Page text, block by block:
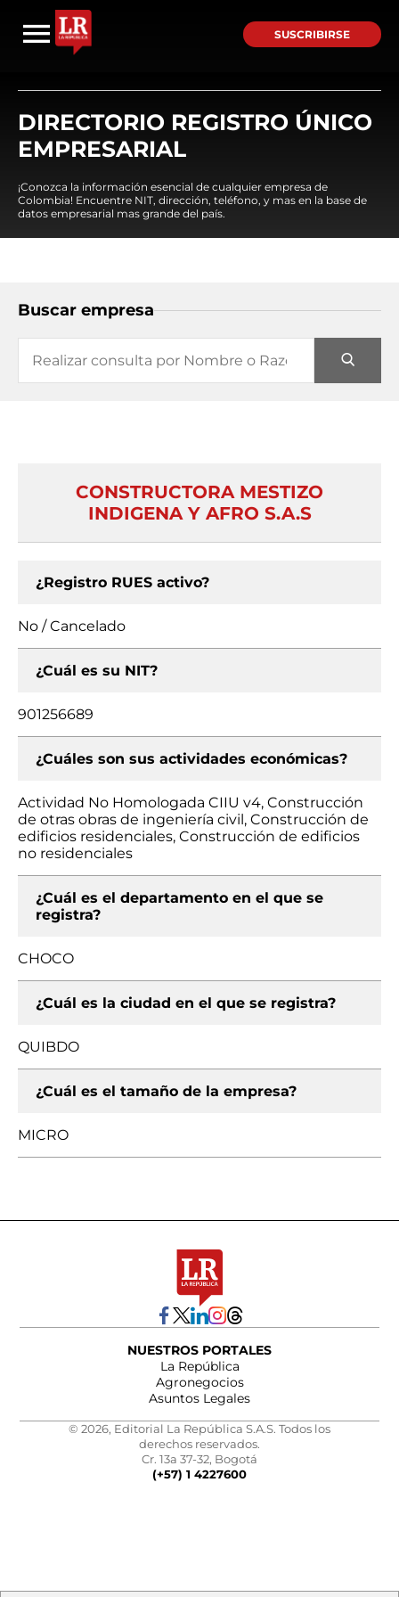
SUSCRIBIRSE
DIRECTORIO REGISTRO ÚNICO
EMPRESARIAL
¡Conozca la información esencial de cualquier empresa de
Colombia! Encuentre NIT, dirección, teléfono, y mas en la base de
datos empresarial mas grande del país.
Buscar empresa
CONSTRUCTORA MESTIZO
INDIGENA Y AFRO S.A.S
¿Registro RUES activo?
No / Cancelado
¿Cuál es su NIT?
901256689
¿Cuáles son sus actividades económicas?
Actividad No Homologada CIIU v4, Construcción
de otras obras de ingeniería civil, Construcción de
edificios residenciales, Construcción de edificios
no residenciales
¿Cuál es el departamento en el que se
registra?
CHOCO
¿Cuál es la ciudad en el que se registra?
QUIBDO
¿Cuál es el tamaño de la empresa?
MICRO
NUESTROS PORTALES
La República
Agronegocios
Asuntos Legales
© 2026, Editorial La República S.A.S. Todos los
derechos reservados.
Cr. 13a 37-32, Bogotá
(+57) 1 4227600